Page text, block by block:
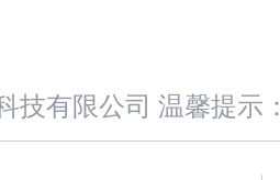
技有限公司 温馨提示